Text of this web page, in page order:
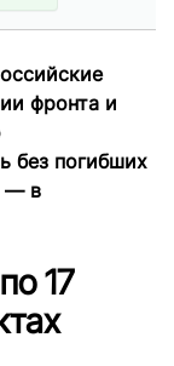
фронта и
без погибших
— в
17